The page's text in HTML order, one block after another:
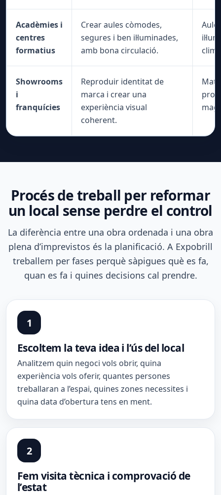
Acadèmies i
centres
formatius
Crear aules còmodes,
segures i ben il·luminades,
amb bona circulació.
Showrooms
i
franquícies
Reproduir identitat de
marca i crear una
experiència visual
coherent.
Procés de treball per reformar
un local sense perdre el control
La diferència entre una obra ordenada i una obra
plena d’imprevistos és la planificació. A Expobrill
treballem per fases perquè sàpigues què es fa,
quan es fa i quines decisions cal prendre.
Escoltem la teva idea i l’ús del local
Analitzem quin negoci vols obrir, quina
experiència vols oferir, quantes persones
treballaran a l’espai, quines zones necessites i
quina data d’obertura tens en ment.
Fem visita tècnica i comprovació de
l’estat